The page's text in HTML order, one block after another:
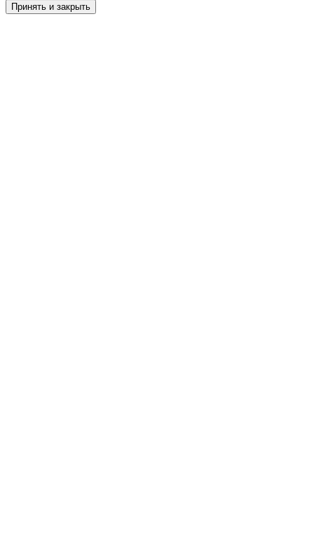
Принять и закрыть